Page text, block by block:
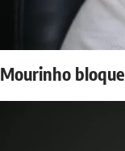
Mourinho